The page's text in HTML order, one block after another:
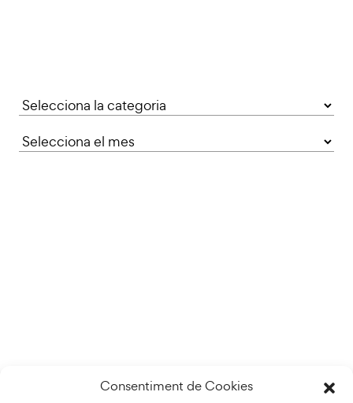
Consentiment de Cookies
Categories